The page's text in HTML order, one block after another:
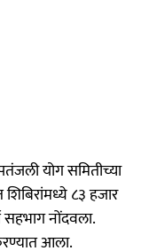
पतंजली योग समितीच्या
८३ हजार
सहभाग नोंदवला.
आला.